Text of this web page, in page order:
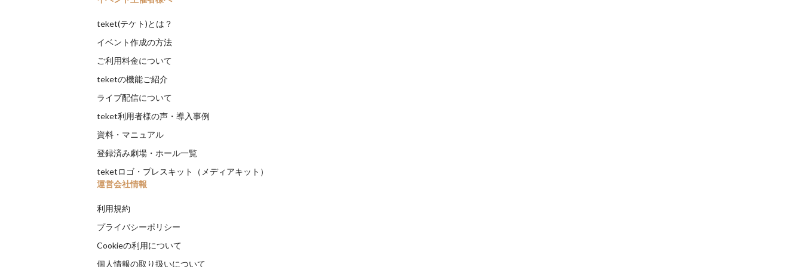
teket(テケト)とは？
イベント作成の方法
ご利用料金について
teketの機能ご紹介
ライブ配信について
teket利用者様の声・導入事例
資料・マニュアル
登録済み劇場・ホール一覧
teketロゴ・プレスキット（メディアキット）
運営会社情報
利用規約
プライバシーポリシー
Cookieの利用について
個人情報の取り扱いについて